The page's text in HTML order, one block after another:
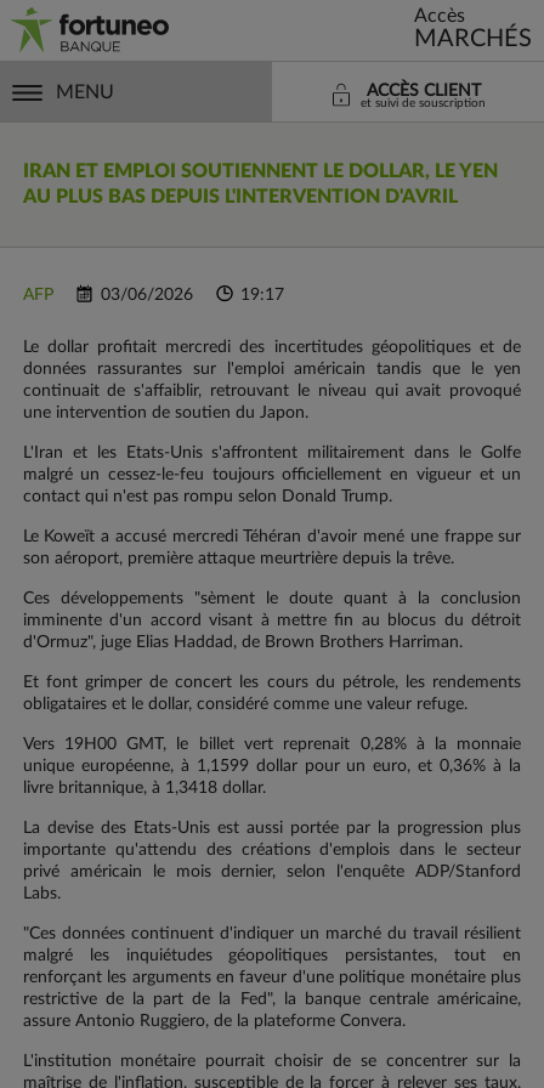
Accès
MARCHÉS
MENU ACCÈS CLIENT
et suivi de souscription
IRAN ET EMPLOI SOUTIENNENT LE DOLLAR, LE YEN
AU PLUS BAS DEPUIS L'INTERVENTION D'AVRIL
AFP 03/06/2026 19:17
Le dollar profitait mercredi des incertitudes géopolitiques et de
données rassurantes sur l'emploi américain tandis que le yen
continuait de s'affaiblir, retrouvant le niveau qui avait provoqué
une intervention de soutien du Japon.
L'Iran et les Etats-Unis s'affrontent militairement dans le Golfe
malgré un cessez-le-feu toujours officiellement en vigueur et un
contact qui n'est pas rompu selon Donald Trump.
Le Koweït a accusé mercredi Téhéran d'avoir mené une frappe sur
son aéroport, première attaque meurtrière depuis la trêve.
Ces développements "sèment le doute quant à la conclusion
imminente d'un accord visant à mettre fin au blocus du détroit
d'Ormuz", juge Elias Haddad, de Brown Brothers Harriman.
Et font grimper de concert les cours du pétrole, les rendements
obligataires et le dollar, considéré comme une valeur refuge.
Vers 19H00 GMT, le billet vert reprenait 0,28% à la monnaie
unique européenne, à 1,1599 dollar pour un euro, et 0,36% à la
livre britannique, à 1,3418 dollar.
La devise des Etats-Unis est aussi portée par la progression plus
importante qu'attendu des créations d'emplois dans le secteur
privé américain le mois dernier, selon l'enquête ADP/Stanford
Labs.
"Ces données continuent d'indiquer un marché du travail résilient
malgré les inquiétudes géopolitiques persistantes, tout en
renforçant les arguments en faveur d'une politique monétaire plus
restrictive de la part de la Fed", la banque centrale américaine,
assure Antonio Ruggiero, de la plateforme Convera.
L'institution monétaire pourrait choisir de se concentrer sur la
maîtrise de l'inflation, susceptible de la forcer à relever ses taux,